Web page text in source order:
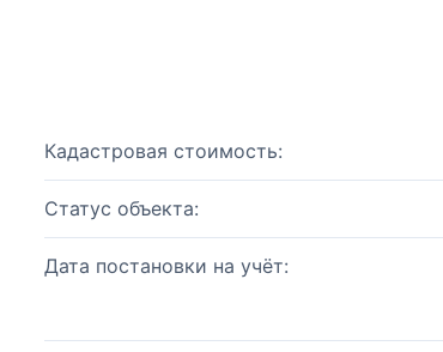
Кадастровая стоимость:
Статус объекта:
Дата постановки на учёт: